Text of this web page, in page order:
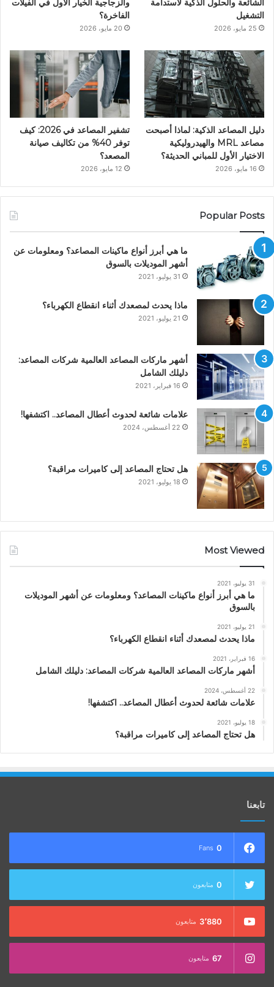
الشائعة والحلول الذكية لاستدامة
التشغيل
25 مايو، 2026
والزجاجية الخيار الأول في الفيلات
الفاخرة؟
20 مايو، 2026
دليل المصاعد الذكية: لماذا أصبحت
مصاعد MRL والهيدروليكية
الاختيار الأول للمباني الحديثة؟
16 مايو، 2026
تشفير المصاعد في 2026: كيف
توفر 40% من تكاليف صيانة
المصعد؟
12 مايو، 2026
Popular Posts
ما هي أبرز أنواع ماكينات المصاعد؟ ومعلومات عن
أشهر الموديلات بالسوق
31 يوليو، 2021
ماذا يحدث لمصعدك أثناء انقطاع الكهرباء؟
21 يوليو، 2021
أشهر ماركات المصاعد العالمية شركات المصاعد:
دليلك الشامل
16 فبراير، 2021
علامات شائعة لحدوث أعطال المصاعد.. اكتشفها!
22 أغسطس، 2024
هل تحتاج المصاعد إلى كاميرات مراقبة؟
18 يوليو، 2021
Most Viewed
31 يوليو، 2021
ما هي أبرز أنواع ماكينات المصاعد؟ ومعلومات عن أشهر الموديلات
بالسوق
21 يوليو، 2021
ماذا يحدث لمصعدك أثناء انقطاع الكهرباء؟
16 فبراير، 2021
أشهر ماركات المصاعد العالمية شركات المصاعد: دليلك الشامل
22 أغسطس، 2024
علامات شائعة لحدوث أعطال المصاعد.. اكتشفها!
18 يوليو، 2021
هل تحتاج المصاعد إلى كاميرات مراقبة؟
تابعنا
0
Fans
0 متابعون
3٬880 متابعون
67 متابعون